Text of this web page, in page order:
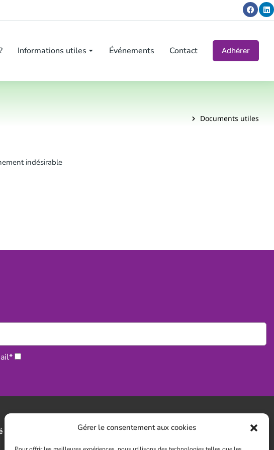
Gérer le consentement aux cookies
Informations utiles Événements Contact Adhérer
Documents utiles
indésirable
Règlement intérieur